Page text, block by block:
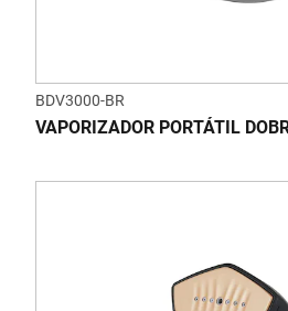
BDV3000-BR
VAPORIZADOR PORTÁTIL